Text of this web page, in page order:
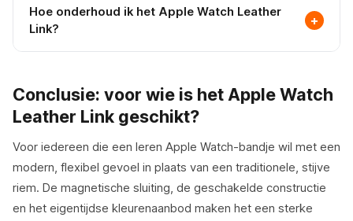
Je wikkelt het bandje om je pols, vouwt het uiteinde
over de bovenste laag en de ingebouwde magneet
houdt het op zijn plek. Er zijn geen gaatjes of pinnen.
van het bandje: schuif gewoon naar de positie die
goed voelt. Het zit snel om en ziet er van opzij strak uit
zonder zichtbaar beslag.
Hoe onderhoud ik het Apple Watch Leather
Link?
+
onderdompeling in water. Bewaar het uit de buurt van
direct zonlicht als je het niet draagt. Af en toe
behouden. Let vanwege de geschakelde constructie
ook op de verbindingen tussen de schakels, waar na
verloop van tijd vuil kan ophopen.
Conclusie: voor wie is het Apple Watch
Leather Link geschikt?
Voor iedereen die een leren Apple Watch-bandje wil met een
modern, flexibel gevoel in plaats van een traditionele, stijve
riem. De magnetische sluiting, de geschakelde constructie
en het eigentijdse kleurenaanbod maken het een sterke